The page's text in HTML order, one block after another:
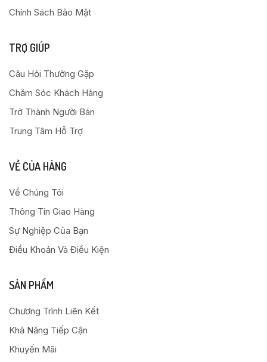
Chính Sách Bảo Mật
TRỢ GIÚP
Câu Hỏi Thường Gặp
Chăm Sóc Khách Hàng
Trở Thành Người Bán
Trung Tâm Hỗ Trợ
VỀ CỦA HÀNG
Về Chúng Tôi
Thông Tin Giao Hàng
Sự Nghiệp Của Bạn
Điều Khoản Và Điều Kiện
SẢN PHẨM
Chương Trình Liên Kết
Khả Năng Tiếp Cận
Khuyến Mãi